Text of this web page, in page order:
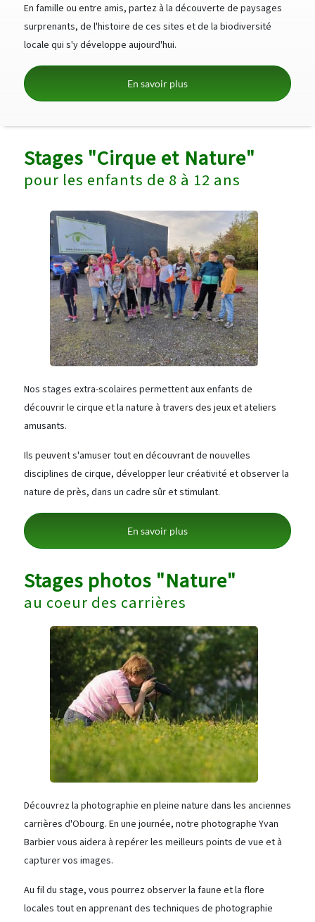
En famille ou entre amis, partez à la découverte de paysages
surprenants, de l'histoire de ces sites et de la biodiversité
locale qui s'y développe aujourd'hui.
En savoir plus
Stages "Cirque et Nature"
pour les enfants de 8 à 12 ans
Nos stages extra-scolaires permettent aux enfants de
découvrir le cirque et la nature à travers des jeux et ateliers
amusants.
Ils peuvent s'amuser tout en découvrant de nouvelles
disciplines de cirque, développer leur créativité et observer la
nature de près, dans un cadre sûr et stimulant.
En savoir plus
Stages photos "Nature"
au coeur des carrières
Découvrez la photographie en pleine nature dans les anciennes
carrières d'Obourg. En une journée, notre photographe Yvan
Barbier vous aidera à repérer les meilleurs points de vue et à
capturer vos images.
Au fil du stage, vous pourrez observer la faune et la flore
locales tout en apprenant des techniques de photographie